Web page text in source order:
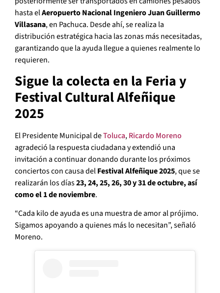
hasta elAeropuerto Nacional Ingeniero Juan Guillermo
Villasana, en Pachuca. Desde ahí, se realiza la
distribución estratégica hacia las zonas más necesitadas,
garantizando que la ayuda llegue a quienes realmente lo
requieren.
Sigue la colecta en la Feria y
Festival Cultural Alfeñique
2025
El Presidente Municipal deToluca,Ricardo Moreno
agradeció la respuesta ciudadana y extendió una
invitación a continuar donando durante los próximos
conciertos con causa delFestival Alfeñique 2025, que se
realizarán los días23, 24, 25, 26, 30 y 31 de octubre, así
como el 1 de noviembre.
“Cada kilo de ayuda es una muestra de amor al prójimo.
Sigamos apoyando a quienes más lo necesitan”, señaló
Moreno.